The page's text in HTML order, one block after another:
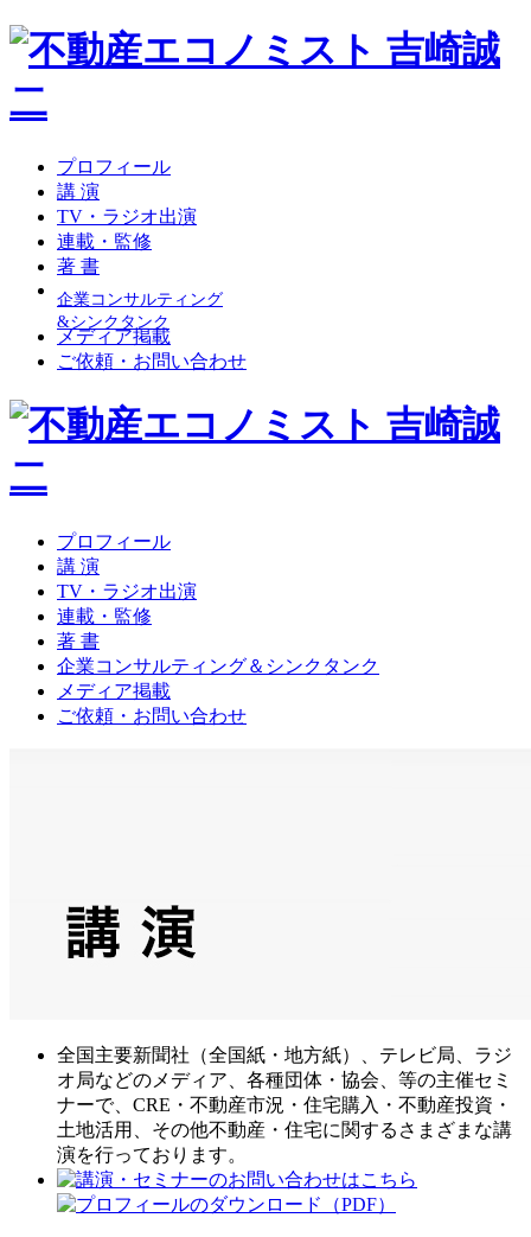
プロフィール
講 演
TV・ラジオ出演
連載・監修
著 書
企業コンサルティング
&シンクタンク
メディア掲載
ご依頼・お問い合わせ
プロフィール
講 演
TV・ラジオ出演
連載・監修
著 書
企業コンサルティング＆シンクタンク
メディア掲載
ご依頼・お問い合わせ
全国主要新聞社（全国紙・地方紙）、テレビ局、ラジ
オ局などのメディア、各種団体・協会、等の主催セミ
ナーで、CRE・不動産市況・住宅購入・不動産投資・
土地活用、その他不動産・住宅に関するさまざまな講
演を行っております。